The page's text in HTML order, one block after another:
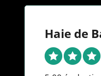
Haie de